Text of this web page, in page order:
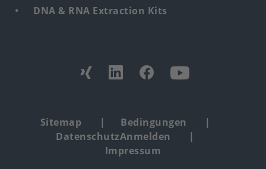
DNA & RNA Extraction Kits
Footer
Sitemap
Bedingungen
DatenschutzAnmelden
Impressum